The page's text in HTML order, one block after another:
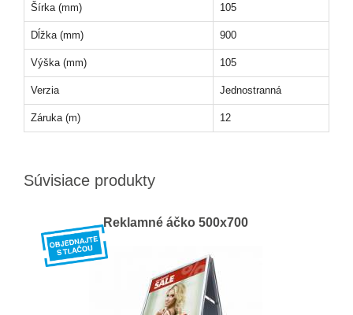
Šírka (mm) 105
Dĺžka (mm) 900
Výška (mm) 105
Verzia Jednostranná
Záruka (m) 12
Súvisiace produkty
Reklamné áčko 500x700